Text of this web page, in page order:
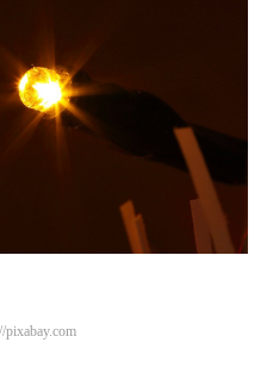
pixabay.com